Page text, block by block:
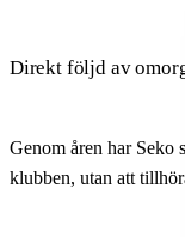
Direkt följd av
Genom åren harSeko
klubben, utan att